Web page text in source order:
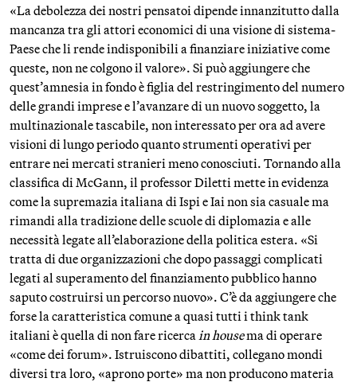
«La debolezza dei nostri pensatoi dipende innanzitutto dalla
mancanza tra gli attori economici di una visione di sistema-
Paese che li rende indisponibili a finanziare iniziative come
queste, non ne colgono il valore». Si può aggiungere che
quest’amnesia in fondo è figlia del restringimento del numero
delle grandi imprese e l’avanzare di un nuovo soggetto, la
multinazionale tascabile, non interessato per ora ad avere
visioni di lungo periodo quanto strumenti operativi per
entrare nei mercati stranieri meno conosciuti. Tornando alla
classifica di McGann, il professor Diletti mette in evidenza
come la supremazia italiana di Ispi e Iai non sia casuale ma
rimandi alla tradizione delle scuole di diplomazia e alle
necessità legate all’elaborazione della politica estera. «Si
tratta di due organizzazioni che dopo passaggi complicati
legati al superamento del finanziamento pubblico hanno
saputo costruirsi un percorso nuovo». C’è da aggiungere che
forse la caratteristica comune a quasi tutti i think tank
italiani è quella di non fare ricercain housema di operare
«come dei forum». Istruiscono dibattiti, collegano mondi
diversi tra loro, «aprono porte» ma non producono materia